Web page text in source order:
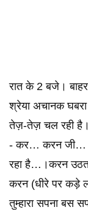
रात के 2 बजे।
श्रेया अचानक
तेज़-तेज़ चल रही
- कर… करन जी…
रहा है…।करन
करन (धीरे पर कड़े
तुम्हारा सपना बस